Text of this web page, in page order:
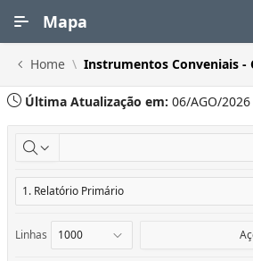
Mapa
Home Instrumentos Conveniais -
Última Atualização em: 06/AGO/
Linhas